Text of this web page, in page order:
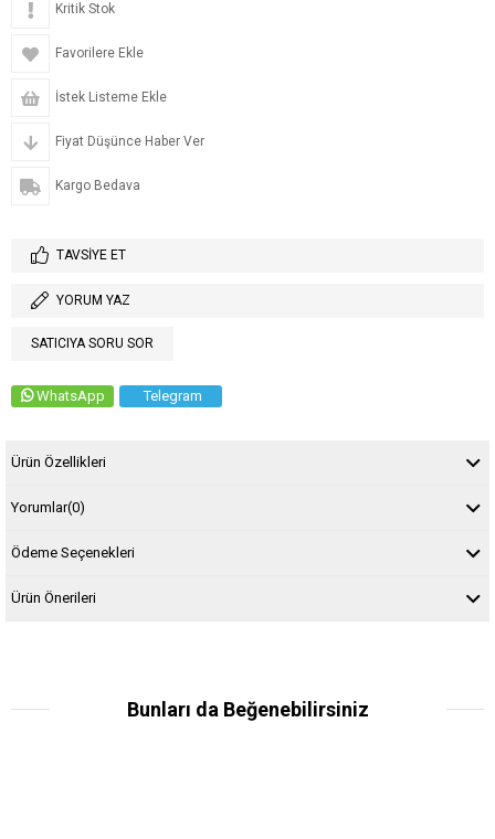
Kritik Stok
Favorilere Ekle
İstek Listeme Ekle
Fiyat Düşünce Haber Ver
Kargo Bedava
TAVSIYE ET
YORUM YAZ
SATICIYA SORU SOR
WhatsApp Telegram
Ürün Özellikleri
Yorumlar(0)
Ödeme Seçenekleri
Ürün Önerileri
Bunları da Beğenebilirsiniz